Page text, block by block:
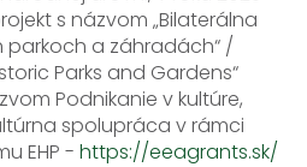
s názvom „Bilaterálna
a záhradách“ /
Parks and Gardens“
Podnikanie v kultúre,
spolupráca v rámci
EHP - https://eeagrants.sk/